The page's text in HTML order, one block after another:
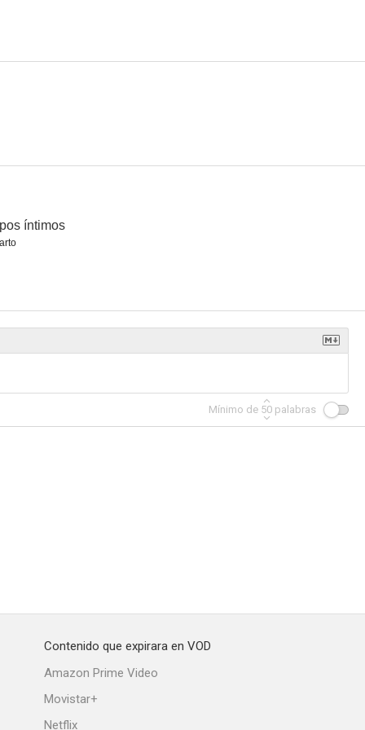
íntimos
Mínimo de 50 palabras
Contenido que expirara en VOD
Amazon Prime Video
Movistar+
Netflix